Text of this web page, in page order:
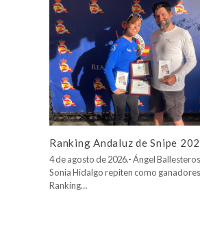
Ranking Andaluz de Snipe
4 de agosto de 2026.- Ángel
Sonia Hidalgo repiten como
Ranking…